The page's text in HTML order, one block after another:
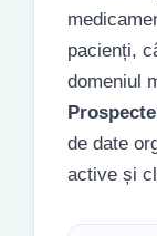
pacienți,
domeniul
de date
active și